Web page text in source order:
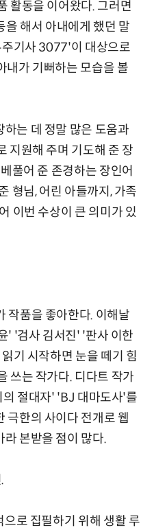
활동을 이어왔다. 그러면
을 해서 아내에게 했던 말
기사 3077'이 대상으로
내가 기뻐하는 모습을 볼
는 데 정말 많은 도움과
지원해 주며 기도해 준 장
풀어 준 존경하는 장인어
형님, 어린 아들까지, 가족
이번 수상이 큰 의미가 있
작품을 좋아한다. 이해날
' '검사 김서진' '판사 이한
기 시작하면 눈을 떼기 힘
쓰는 작가다. 디다트 작가
절대자' 'BJ 대마도사'를
극한의 사이다 전개로 웹
본받을 점이 많다.
로 집필하기 위해 생활 루